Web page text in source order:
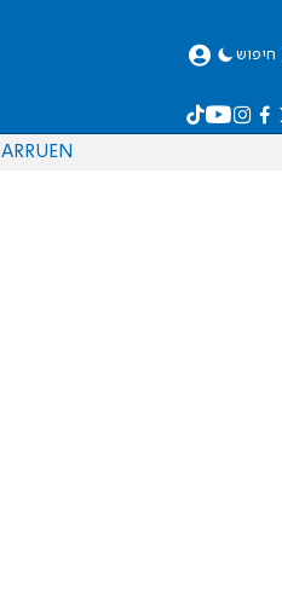
חיפוש
EN
RU
AR